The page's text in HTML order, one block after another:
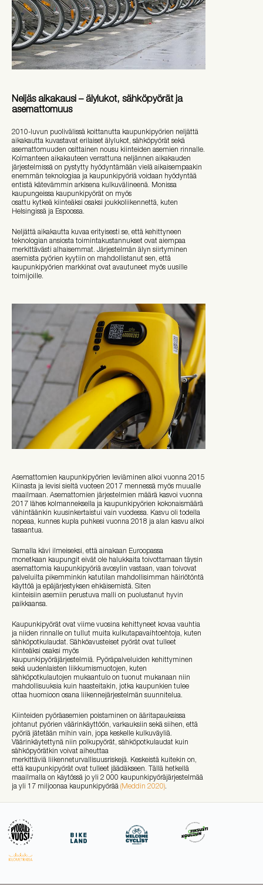
Neljäs aikakausi – älylukot, sähköpyörät ja
asemattomuus
2010-luvun puolivälissä koittanutta kaupunkipyörien neljättä
aikakautta kuvastavat erilaiset älylukot, sähköpyörät sekä
asemattomuuden osittainen nousu kiinteiden asemien rinnalle.
Kolmanteen aikakauteen verrattuna neljännen aikakauden
järjestelmissä on pystytty hyödyntämään vielä aikaisempaakin
enemmän teknologiaa ja kaupunkipyöriä voidaan hyödyntää
entistä kätevämmin arkisena kulkuvälineenä. Monissa
kaupungeissa kaupunkipyörät on myös
osattu kytkeä kiinteäksi osaksi joukkoliikennettä, kuten
Helsingissä ja Espoossa.
Neljättä aikakautta kuvaa erityisesti se, että kehittyneen
teknologian ansiosta toimintakustannukset ovat aiempaa
merkittävästi alhaisemmat. Järjestelmän älyn siirtyminen
asemista pyörien kyytiin on mahdollistanut sen, että
kaupunkipyörien markkinat ovat avautuneet myös uusille
toimijoille.
Asemattomien kaupunkipyörien leviäminen alkoi vuonna 2015
Kiinasta ja levisi sieltä vuoteen 2017 mennessä myös muualle
maailmaan. Asemattomien järjestelmien määrä kasvoi vuonna
2017 lähes kolmanneksella ja kaupunkipyörien kokonaismäärä
vähintäänkin kuusinkertaistui vain vuodessa. Kasvu oli todella
nopeaa, kunnes kupla puhkesi vuonna 2018 ja alan kasvu alkoi
tasaantua.
Samalla kävi ilmeiseksi, että ainakaan Euroopassa
monetkaan kaupungit eivät ole halukkaita toivottamaan täysin
asemattomia kaupunkipyöriä avosylin vastaan, vaan toivovat
palveluilta pikemminkin katutilan mahdollisimman häiriötöntä
käyttöä ja epäjärjestyksen ehkäisemistä. Siten
kiinteisiin asemiin perustuva malli on puolustanut hyvin
paikkaansa.
Kaupunkipyörät ovat viime vuosina kehittyneet kovaa vauhtia
ja niiden rinnalle on tullut muita kulkutapavaihtoehtoja, kuten
sähköpotkulaudat. Sähköavusteiset pyörät ovat tulleet
kiinteäksi osaksi myös
kaupunkipyöräjärjestelmiä. Pyöräpalveluiden kehittyminen
sekä uudenlaisten liikkumismuotojen, kuten
sähköpotkulautojen mukaantulo on tuonut mukanaan niin
mahdollisuuksia kuin haasteitakin, jotka kaupunkien tulee
ottaa huomioon osana liikennejärjestelmän suunnitelua.
Kiinteiden pyöräasemien poistaminen on ääritapauksissa
johtanut pyörien väärinkäyttöön, varkauksiin sekä siihen, että
pyöriä jätetään mihin vain, jopa keskelle kulkuväyliä.
Väärinkäytettynä niin polkupyörät, sähköpotkulaudat kuin
sähköpyörätkin voivat aiheuttaa
merkittäviä liikenneturvallisuusriskejä. Keskeistä kuitekin on,
että kaupunkipyörät ovat tulleet jäädäkseen. Tällä hetkellä
maailmalla on käytössä jo yli 2 000 kaupunkipyöräjärjestelmää
ja yli 17 miljoonaa kaupunkipyörää (Meddin 2020).